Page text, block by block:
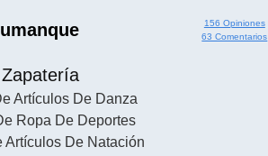
156 Opiniones
63 Comentarios
Zapatería
Artículos De Danza
Ropa De Deportes
Artículos De Natación